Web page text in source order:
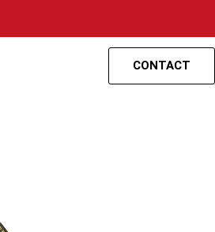
les Services CONTACT